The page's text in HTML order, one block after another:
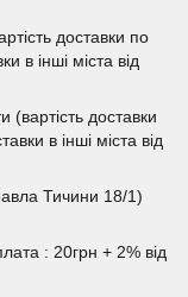
доставки по
в інші міста від
доставки
в інші міста від
Тичини 18/1)
: 20грн + 2% від